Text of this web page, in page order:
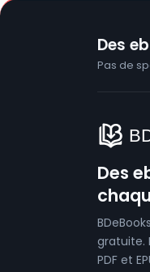
Des
Pas de
Des
gratuite.
PDF et